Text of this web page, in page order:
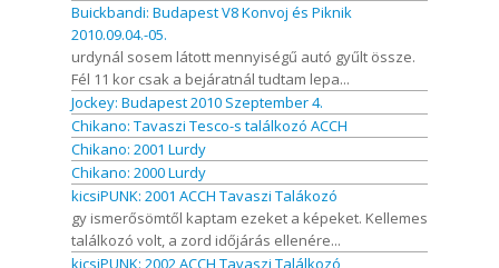
Buickbandi: Budapest V8 Konvoj és Piknik
2010.09.04.-05.
urdynál sosem látott mennyiségű autó gyűlt össze.
Fél 11 kor csak a bejáratnál tudtam lepa...
Jockey: Budapest 2010 Szeptember 4.
Chikano: Tavaszi Tesco-s találkozó ACCH
Chikano: 2001 Lurdy
Chikano: 2000 Lurdy
kicsiPUNK: 2001 ACCH Tavaszi Talákozó
gy ismerősömtől kaptam ezeket a képeket. Kellemes
találkozó volt, a zord időjárás ellenére...
kicsiPUNK: 2002 ACCH Tavaszi Találkozó